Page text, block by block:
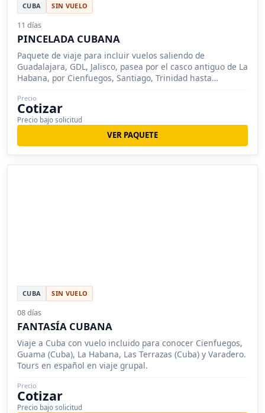
CUBA SIN VUELO
11 días
PINCELADA CUBANA
Paquete de viaje para incluir vuelos saliendo de
Guadalajara, GDL, Jalisco, pasea por el casco antiguo de La
Habana, por Cienfuegos, Santiago, Trinidad hasta
Precio
Cotizar
Precio bajo solicitud
VER PAQUETE
CUBA SIN VUELO
08 días
FANTASÍA CUBANA
Viaje a Cuba con vuelo incluido para conocer Cienfuegos,
Guama (Cuba), La Habana, Las Terrazas (Cuba) y Varadero.
Tours en español en viaje grupal.
Precio
Cotizar
Precio bajo solicitud